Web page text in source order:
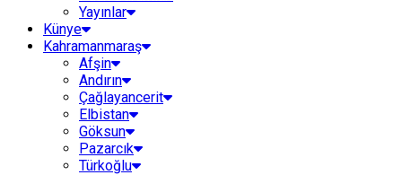
Yayınlar
Künye
Kahramanmaraş
Afşin
Andırın
Çağlayancerit
Elbistan
Göksun
Pazarcık
Türkoğlu